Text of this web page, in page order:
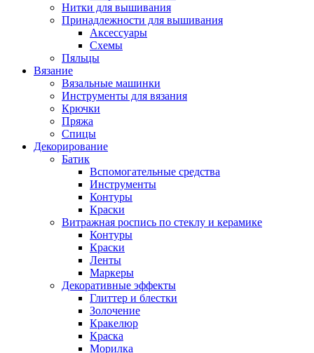
Нитки для вышивания
Принадлежности для вышивания
Аксессуары
Схемы
Пяльцы
Вязание
Вязальные машинки
Инструменты для вязания
Крючки
Пряжа
Спицы
Декорирование
Батик
Вспомогательные средства
Инструменты
Контуры
Краски
Витражная роспись по стеклу и керамике
Контуры
Краски
Ленты
Маркеры
Декоративные эффекты
Глиттер и блестки
Золочение
Кракелюр
Краска
Морилка